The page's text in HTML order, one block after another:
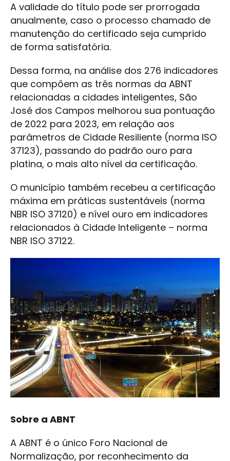
A validade do título pode ser prorrogada
anualmente, caso o processo chamado de
manutenção do certificado seja cumprido
de forma satisfatória.
Dessa forma, na análise dos 276 indicadores
que compõem as três normas da ABNT
relacionadas a cidades inteligentes, São
José dos Campos melhorou sua pontuação
de 2022 para 2023, em relação aos
parâmetros de Cidade Resiliente (norma ISO
37123), passando do padrão ouro para
platina, o mais alto nível da certificação.
O município também recebeu a certificação
máxima em práticas sustentáveis (norma
NBR ISO 37120) e nível ouro em indicadores
relacionados à Cidade Inteligente – norma
NBR ISO 37122.
Sobre a ABNT
A ABNT é o único Foro Nacional de
Normalização, por reconhecimento da